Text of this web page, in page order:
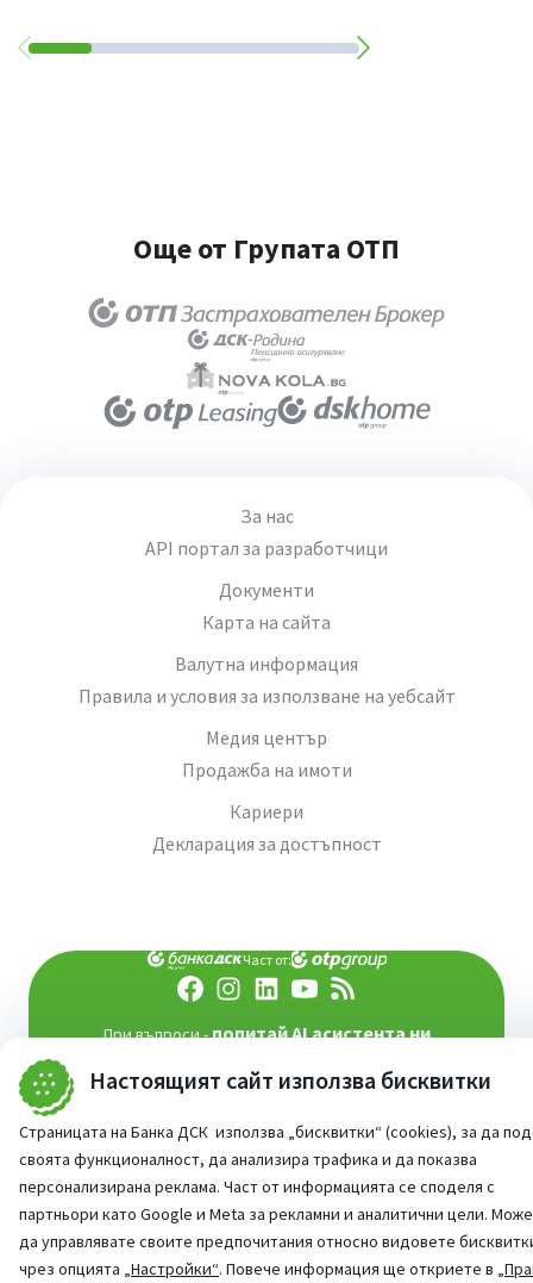
Настоящият сайт използва бисквитки
Страницата на Банка ДСК използва „бисквитки“ (cookies), за да
своята функционалност, да анализира трафика и да показва
персонализирана реклама. Част от информацията се споделя с
партньори като Google и Meta за рекламни и аналитични цели.
да управлявате своите предпочитания относно видовете
чрез опцията „Настройки“. Повече информация ще откриете в
Още от Групата ОТП
За нас
API портал за разработчици
Документи
Карта на сайта
Валутна информация
Правила и условия за използване на уебсайт
Медия център
Продажба на имоти
Кариери
Декларация за достъпност
Част от:
При въпроси -попитай AI асистента ни
Всички права запазени
Сайт от:StudioX